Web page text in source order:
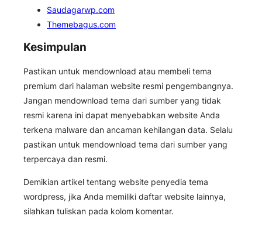
Saudagarwp.com
Themebagus.com
Kesimpulan
Pastikan untuk mendownload atau membeli tema
premium dari halaman website resmi pengembangnya.
Jangan mendownload tema dari sumber yang tidak
resmi karena ini dapat menyebabkan website Anda
terkena malware dan ancaman kehilangan data. Selalu
pastikan untuk mendownload tema dari sumber yang
terpercaya dan resmi.
Demikian artikel tentang website penyedia tema
wordpress, jika Anda memiliki daftar website lainnya,
silahkan tuliskan pada kolom komentar.